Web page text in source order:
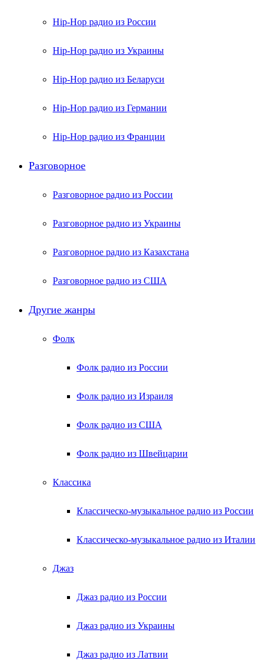
Hip-Hop радио из России
Hip-Hop радио из Украины
Hip-Hop радио из Беларуси
Hip-Hop радио из Германии
Hip-Hop радио из Франции
Разговорное
Разговорное радио из России
Разговорное радио из Украины
Разговорное радио из Казахстана
Разговорное радио из США
Другие жанры
Фолк
Фолк радио из России
Фолк радио из Израиля
Фолк радио из США
Фолк радио из Швейцарии
Классика
Классическо-музыкальное радио из России
Классическо-музыкальное радио из Италии
Джаз
Джаз радио из России
Джаз радио из Украины
Джаз радио из Латвии